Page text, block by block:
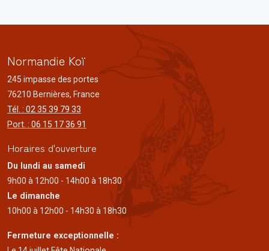
Normandie Koï
245 impasse des portes
76210 Bernières, France
Tél. : 02 35 39 79 33
Port. : 06 15 17 36 91
Horaires d'ouverture
Du lundi au samedi
9h00 à 12h00 - 14h00 à 18h30
Le dimanche
10h00 à 12h00 - 14h30 à 18h30
Fermeture exceptionnelle :